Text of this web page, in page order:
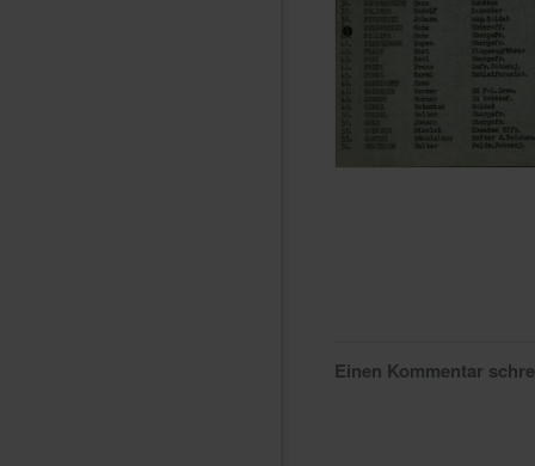
Einen Kommentar